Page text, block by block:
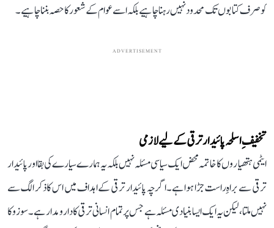
کو صرف کتابوں تک محدود نہیں رہنا چاہیے بلکہ اسے عوام کے شعور کا حصہ بننا چاہیے۔
ADVERTISEMENT
تخفیفِ اسلحہ پائیدار ترقی کے لیے لازمی
ایٹمی ہتھیاروں کا خاتمہ محض ایک سیاسی مسئلہ نہیں بلکہ یہ ہمارے سیارے کی بقا اور پائیدار
ترقی سے براہِ راست جڑا ہوا ہے۔ اگرچہ پائیدار ترقی کے اہداف میں اس کا ذکر الگ سے
نہیں ملتا، لیکن یہ ایک ایسا بنیادی مسئلہ ہے جس پر تمام انسانی ترقی کا دارومدار ہے۔ سوزوکا